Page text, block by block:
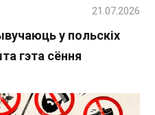
у польскіх
гэта сёння
21.07.2026